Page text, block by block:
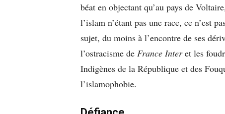
béat en objectant qu’au pays de
l’islam n’étant pas une race, ce n’est
sujet, du moins à l’encontre de ses
l’ostracisme de France Interet les
Indigènes de la République et des
l’islamophobie.